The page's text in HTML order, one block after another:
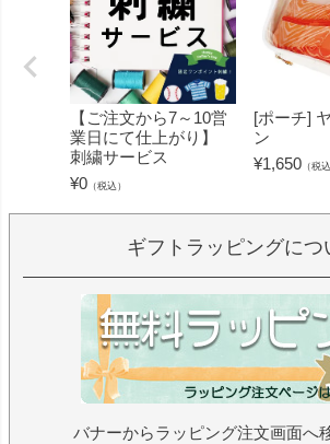
【ご注文から7～10営
業日にて仕上がり】
刺繍サービス
¥0 （税込）
[ポーチ]
ン
¥1,650 （税込
ギフトラッピングにつ
バナーからラッピング注文画面へ